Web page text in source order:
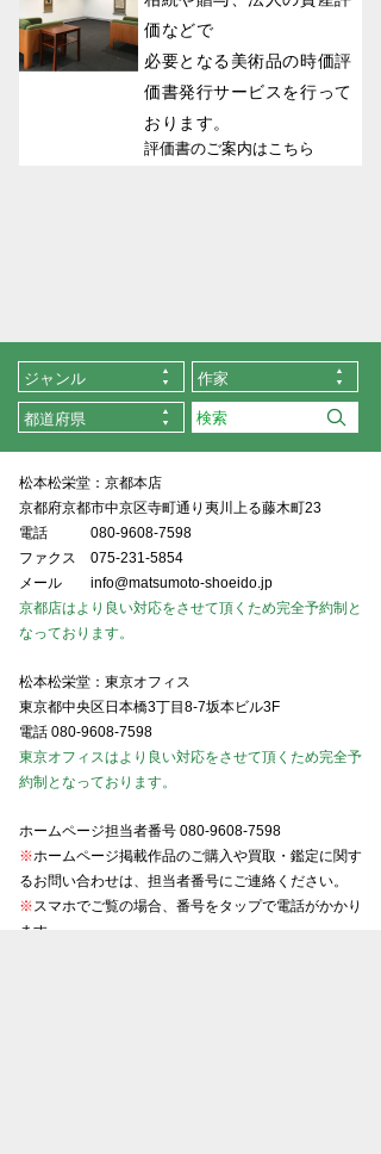
価などで
必要となる美術品の時価評
価書発行サービスを行って
おります。
評価書のご案内はこちら
ジャンル 作家
都道府県
松本松栄堂：京都本店
京都府京都市中京区寺町通り夷川上る藤木町23
電話
080-9608-7598
ファクス
075-231-5854
メール
info@matsumoto-shoeido.jp
京都店はより良い対応をさせて頂くため完全予約制と
なっております。
松本松栄堂：東京オフィス
東京都中央区日本橋3丁目8-7坂本ビル3F
電話 080-9608-7598
東京オフィスはより良い対応をさせて頂くため完全予
約制となっております。
ホームページ担当者番号 080-9608-7598
※ホームページ掲載作品のご購入や買取・鑑定に関す
るお問い合わせは、担当者番号にご連絡ください。
※スマホでご覧の場合、番号をタップで電話がかかり
ます。